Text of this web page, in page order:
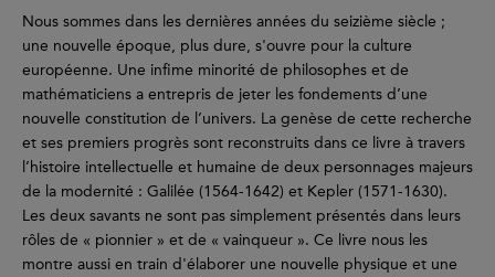
Nous sommes dans les dernières années du seizième siècle ;
une nouvelle époque, plus dure, s'ouvre pour la culture
européenne. Une infime minorité de philosophes et de
mathématiciens a entrepris de jeter les fondements d’une
nouvelle constitution de l’univers. La genèse de cette recherche
et ses premiers progrès sont reconstruits dans ce livre à travers
l’histoire intellectuelle et humaine de deux personnages majeurs
de la modernité : Galilée (1564-1642) et Kepler (1571-1630).
Les deux savants ne sont pas simplement présentés dans leurs
rôles de « pionnier » et de « vainqueur ». Ce livre nous les
montre aussi en train d'élaborer une nouvelle physique et une